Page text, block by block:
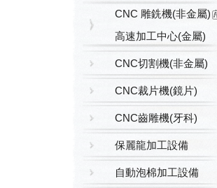
CNC 雕銑機(非金屬) /
高速加工中心(金屬)
CNC切割機(非金屬)
CNC裁片機(鏡片)
CNC齒雕機(牙科)
保麗龍加工設備
自動泡棉加工設備